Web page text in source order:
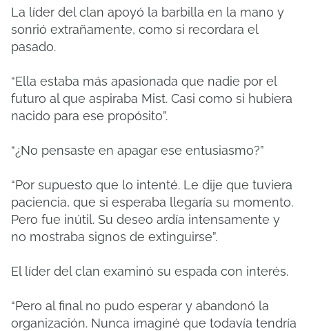
La líder del clan apoyó la barbilla en la mano y
sonrió extrañamente, como si recordara el
pasado.
“Ella estaba más apasionada que nadie por el
futuro al que aspiraba Mist. Casi como si hubiera
nacido para ese propósito”.
“¿No pensaste en apagar ese entusiasmo?”
“Por supuesto que lo intenté. Le dije que tuviera
paciencia, que si esperaba llegaría su momento.
Pero fue inútil. Su deseo ardía intensamente y
no mostraba signos de extinguirse”.
El líder del clan examinó su espada con interés.
“Pero al final no pudo esperar y abandonó la
organización. Nunca imaginé que todavía tendría